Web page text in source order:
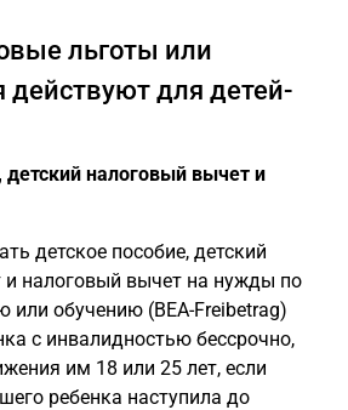
льготы или
действуют для детей-
детский налоговый вычет и
детское пособие, детский
и налоговый вычет на нужды по
или обучению (BEA-Freibetrag)
с инвалидностью бессрочно,
им 18 или 25 лет, если
ребенка наступила до